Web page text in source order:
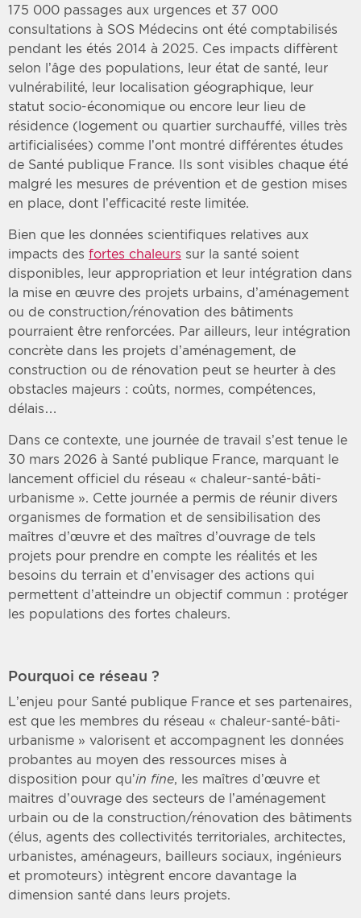
175 000 passages aux urgences et 37 000
consultations à SOS Médecins ont été comptabilisés
pendant les étés 2014 à 2025. Ces impacts diffèrent
selon l’âge des populations, leur état de santé, leur
vulnérabilité, leur localisation géographique, leur
statut socio-économique ou encore leur lieu de
résidence (logement ou quartier surchauffé, villes très
artificialisées) comme l’ont montré différentes études
de Santé publique France. Ils sont visibles chaque été
malgré les mesures de prévention et de gestion mises
en place, dont l’efficacité reste limitée.
Bien que les données scientifiques relatives aux
impacts des fortes chaleurs sur la santé soient
disponibles, leur appropriation et leur intégration dans
la mise en œuvre des projets urbains, d’aménagement
ou de construction/rénovation des bâtiments
pourraient être renforcées. Par ailleurs, leur intégration
concrète dans les projets d’aménagement, de
construction ou de rénovation peut se heurter à des
obstacles majeurs : coûts, normes, compétences,
délais…
Dans ce contexte, une journée de travail s’est tenue le
30 mars 2026 à Santé publique France, marquant le
lancement officiel du réseau « chaleur-santé-bâti-
urbanisme ». Cette journée a permis de réunir divers
organismes de formation et de sensibilisation des
maîtres d’œuvre et des maîtres d’ouvrage de tels
projets pour prendre en compte les réalités et les
besoins du terrain et d’envisager des actions qui
permettent d’atteindre un objectif commun : protéger
les populations des fortes chaleurs.
Pourquoi ce réseau ?
L’enjeu pour Santé publique France et ses partenaires,
est que les membres du réseau « chaleur-santé-bâti-
urbanisme » valorisent et accompagnent les données
probantes au moyen des ressources mises à
disposition pour qu’in fine, les maîtres d’œuvre et
maitres d’ouvrage des secteurs de l’aménagement
urbain ou de la construction/rénovation des bâtiments
(élus, agents des collectivités territoriales, architectes,
urbanistes, aménageurs, bailleurs sociaux, ingénieurs
et promoteurs) intègrent encore davantage la
dimension santé dans leurs projets.